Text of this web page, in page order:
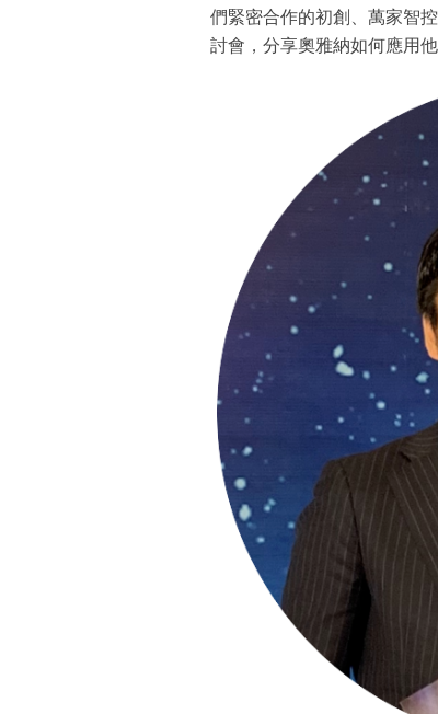
們緊密合作的初創、萬家智
討會，分享奧雅納如何應用他